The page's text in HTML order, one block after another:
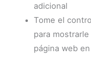
adicional
Tome el
para
página web